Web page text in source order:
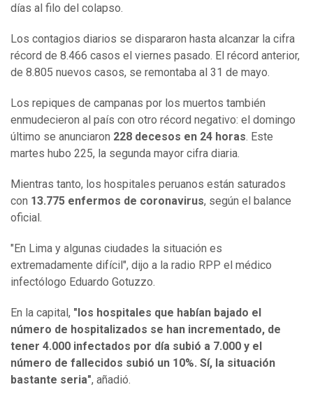
días al filo del colapso.
Los contagios diarios se dispararon hasta alcanzar la cifra
récord de 8.466 casos el viernes pasado. El récord anterior,
de 8.805 nuevos casos, se remontaba al 31 de mayo.
Los repiques de campanas por los muertos también
enmudecieron al país con otro récord negativo: el domingo
último se anunciaron 228 decesos en 24 horas. Este
martes hubo 225, la segunda mayor cifra diaria.
Mientras tanto, los hospitales peruanos están saturados
con 13.775 enfermos de coronavirus, según el balance
oficial.
"En Lima y algunas ciudades la situación es
extremadamente difícil", dijo a la radio RPP el médico
infectólogo Eduardo Gotuzzo.
En la capital, "los hospitales que habían bajado el
número de hospitalizados se han incrementado, de
tener 4.000 infectados por día subió a 7.000 y el
número de fallecidos subió un 10%. Sí, la situación
bastante seria", añadió.